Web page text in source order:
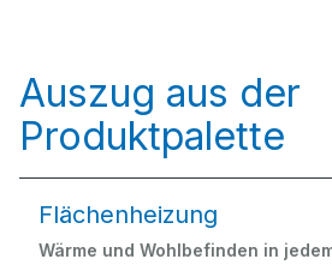
Auszug aus der
Produktpalette
Flächenheizung
Wärme und Wohlbefinden in